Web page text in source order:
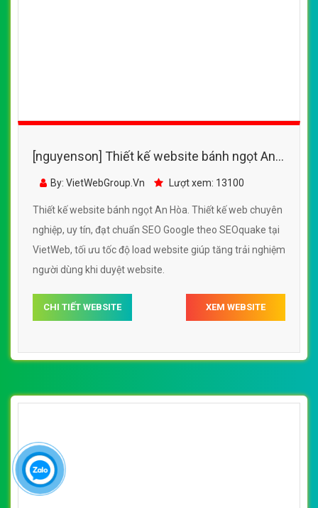
[nguyenson] Thiết kế website bánh ngọt An
Hòa đẹp, chuyên nghiệp chuẩn SEO
By: VietWebGroup.Vn Lượt xem: 13100
Thiết kế website bánh ngọt An Hòa. Thiết kế web chuyên
nghiệp, uy tín, đạt chuẩn SEO Google theo SEOquake tại
VietWeb, tối ưu tốc độ load website giúp tăng trải nghiệm
người dùng khi duyệt website.
CHI TIẾT WEBSITE XEM WEBSITE